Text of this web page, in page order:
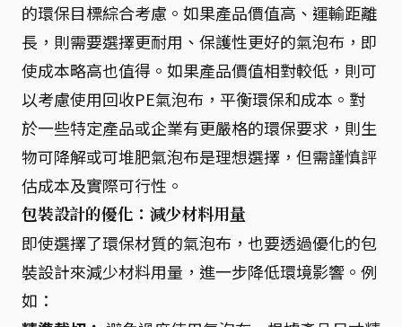
的環保目標綜合考慮。如果產品價值高、運輸距離
長，則需要選擇更耐用、保護性更好的氣泡布，即
使成本略高也值得。如果產品價值相對較低，則可
以考慮使用回收PE氣泡布，平衡環保和成本。對
於一些特定產品或企業有更嚴格的環保要求，則生
物可降解或可堆肥氣泡布是理想選擇，但需謹慎評
估成本及實際可行性。
包裝設計的優化：減少材料用量
即使選擇了環保材質的氣泡布，也要透過優化的包
裝設計來減少材料用量，進一步降低環境影響。例
如：